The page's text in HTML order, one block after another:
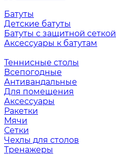
Батуты
Детские батуты
Батуты с защитной сеткой
Аксессуары к батутам
Теннисные столы
Всепогодные
Антивандальные
Для помещения
Аксессуары
Ракетки
Мячи
Сетки
Чехлы для столов
Тренажеры